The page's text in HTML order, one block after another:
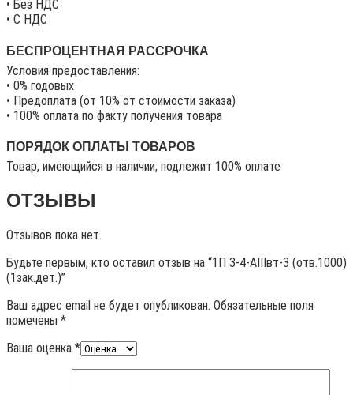
• Без НДС
• C НДС
БЕСПРОЦЕНТНАЯ РАССРОЧКА
Условия предоставления:
• 0% годовых
• Предоплата (от 10% от стоимости заказа)
• 100% оплата по факту получения товара
ПОРЯДОК ОПЛАТЫ ТОВАРОВ
Товар, имеющийся в наличии, подлежит 100% оплате
ОТЗЫВЫ
Отзывов пока нет.
Будьте первым, кто оставил отзыв на “1П 3-4-АIIIвт-3 (отв.1000)
(1зак.дет.)”
Ваш адрес email не будет опубликован. Обязательные поля
помечены *
Ваша оценка *